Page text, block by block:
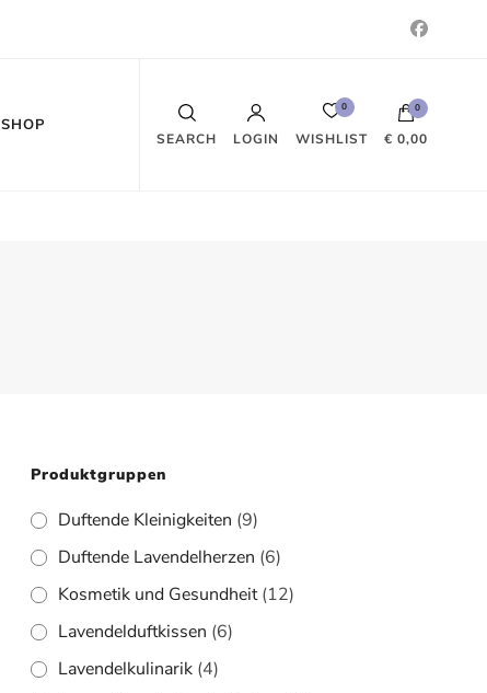
SHOP
SEARCH LOGIN
0
WISHLIST
0
€ 0,00
Produktgruppen
Duftende Kleinigkeiten (9)
Duftende Lavendelherzen (6)
Kosmetik und Gesundheit (12)
Lavendelduftkissen (6)
Lavendelkulinarik (4)